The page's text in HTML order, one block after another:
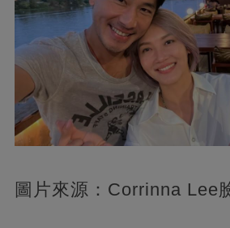
圖片來源：Corrinna Lee